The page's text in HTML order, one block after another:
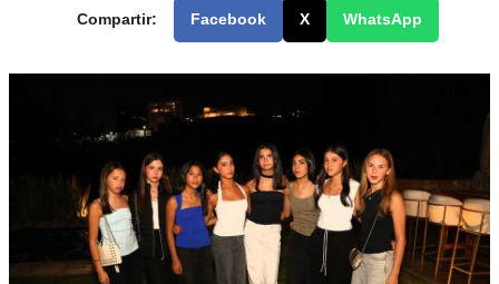
Compartir: Facebook X WhatsApp